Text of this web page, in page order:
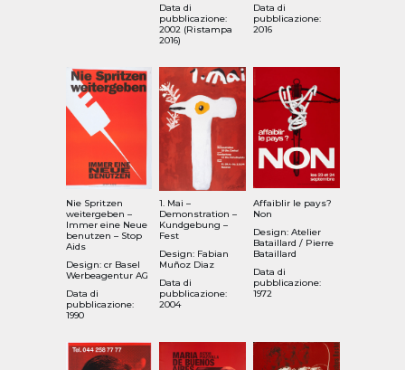
Data di
pubblicazione:
2002 (Ristampa
2016)
Data di
pubblicazione:
2016
Nie Spritzen
weitergeben –
Immer eine Neue
benutzen – Stop
Aids
Design: cr Basel
Werbeagentur AG
Data di
pubblicazione:
1990
1. Mai –
Demonstration –
Kundgebung –
Fest
Design: Fabian
Muñoz Diaz
Data di
pubblicazione:
2004
Affaiblir le pays?
Non
Design: Atelier
Bataillard / Pierre
Bataillard
Data di
pubblicazione:
1972